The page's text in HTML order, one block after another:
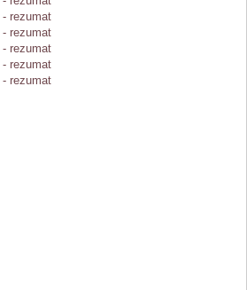
- rezumat
- rezumat
- rezumat
- rezumat
- rezumat